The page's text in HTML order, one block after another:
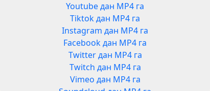
Youtube дан MP4 га
Tiktok дан MP4 га
Instagram дан MP4 га
Facebook дан MP4 га
Twitter дан MP4 га
Twitch дан MP4 га
Vimeo дан MP4 га